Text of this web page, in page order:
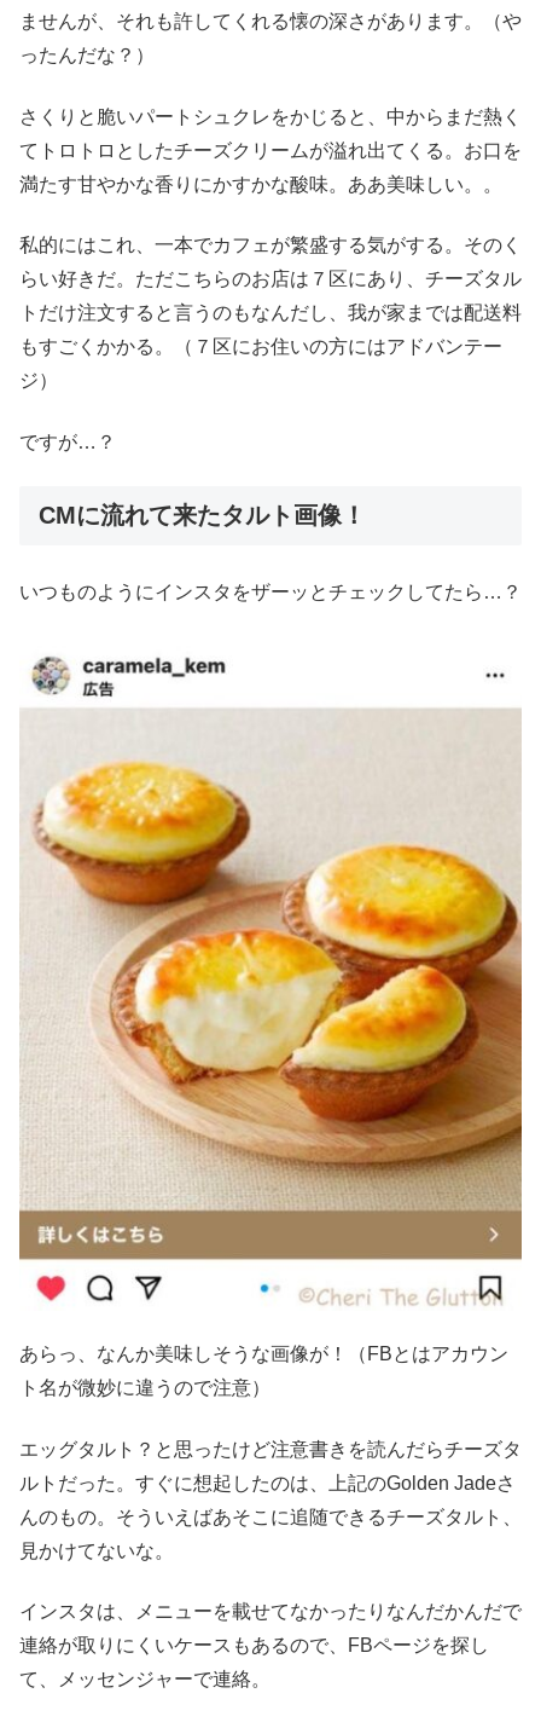
ませんが、それも許してくれる懐の深さがあります。（や
ったんだな？）
さくりと脆いパートシュクレをかじると、中からまだ熱く
てトロトロとしたチーズクリームが溢れ出てくる。お口を
満たす甘やかな香りにかすかな酸味。ああ美味しい。。
私的にはこれ、一本でカフェが繁盛する気がする。そのく
らい好きだ。ただこちらのお店は７区にあり、チーズタル
トだけ注文すると言うのもなんだし、我が家までは配送料
もすごくかかる。（７区にお住いの方にはアドバンテー
ジ）
ですが…？
CMに流れて来たタルト画像！
いつものようにインスタをザーッとチェックしてたら…？
あらっ、なんか美味しそうな画像が！（FBとはアカウン
ト名が微妙に違うので注意）
エッグタルト？と思ったけど注意書きを読んだらチーズタ
ルトだった。すぐに想起したのは、上記のGolden Jadeさ
んのもの。そういえばあそこに追随できるチーズタルト、
見かけてないな。
インスタは、メニューを載せてなかったりなんだかんだで
連絡が取りにくいケースもあるので、FBページを探し
て、メッセンジャーで連絡。